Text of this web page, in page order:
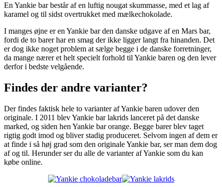
En Yankie bar består af en luftig nougat skummasse, med et lag af
karamel og til sidst overtrukket med mælkechokolade.
I manges øjne er en Yankie bar den danske udgave af en Mars bar,
fordi de to barer har en smag der ikke ligger langt fra hinanden. Det
er dog ikke noget problem at sælge begge i de danske forretninger,
da mange nærer et helt specielt forhold til Yankie baren og den lever
derfor i bedste velgående.
Findes der andre varianter?
Der findes faktisk hele to varianter af Yankie baren udover den
originale. I 2011 blev Yankie bar lakrids lanceret på det danske
marked, og siden hen Yankie bar orange. Begge barer blev taget
rigtig godt imod og bliver stadig produceret. Selvom ingen af dem er
at finde i så høj grad som den originale Yankie bar, ser man dem dog
af og til. Herunder ser du alle de varianter af Yankie som du kan
købe online.